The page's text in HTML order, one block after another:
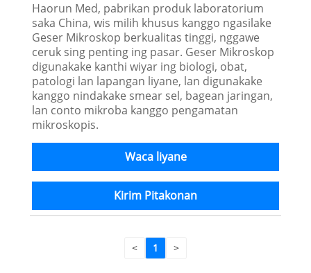
Haorun Med, pabrikan produk laboratorium
saka China, wis milih khusus kanggo ngasilake
Geser Mikroskop berkualitas tinggi, nggawe
ceruk sing penting ing pasar. Geser Mikroskop
digunakake kanthi wiyar ing biologi, obat,
patologi lan lapangan liyane, lan digunakake
kanggo nindakake smear sel, bagean jaringan,
lan conto mikroba kanggo pengamatan
mikroskopis.
Waca liyane
Kirim Pitakonan
< 1 >